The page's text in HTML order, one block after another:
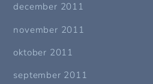
december 2011
november 2011
oktober 2011
september 2011